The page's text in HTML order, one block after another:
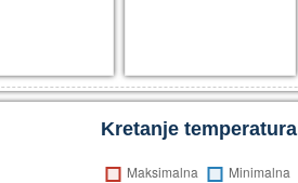
Kretanje temperatura